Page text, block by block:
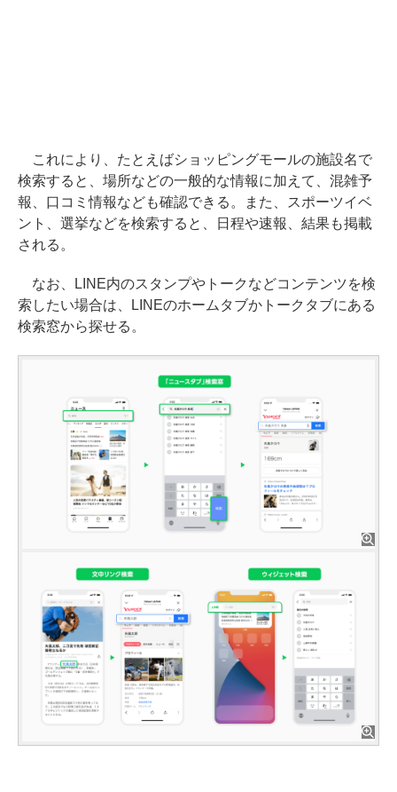
これにより、たとえばショッピングモールの施設名で
検索すると、場所などの一般的な情報に加えて、混雑予
報、口コミ情報なども確認できる。また、スポーツイベ
ント、選挙などを検索すると、日程や速報、結果も掲載
される。
なお、LINE内のスタンプやトークなどコンテンツを検
索したい場合は、LINEのホームタブかトークタブにある
検索窓から探せる。